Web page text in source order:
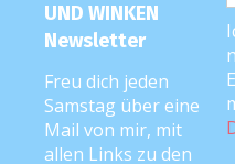
UND WINKEN
Newsletter
Freu dich jeden
Samstag über eine
Mail von mir, mit
allen Links zu den